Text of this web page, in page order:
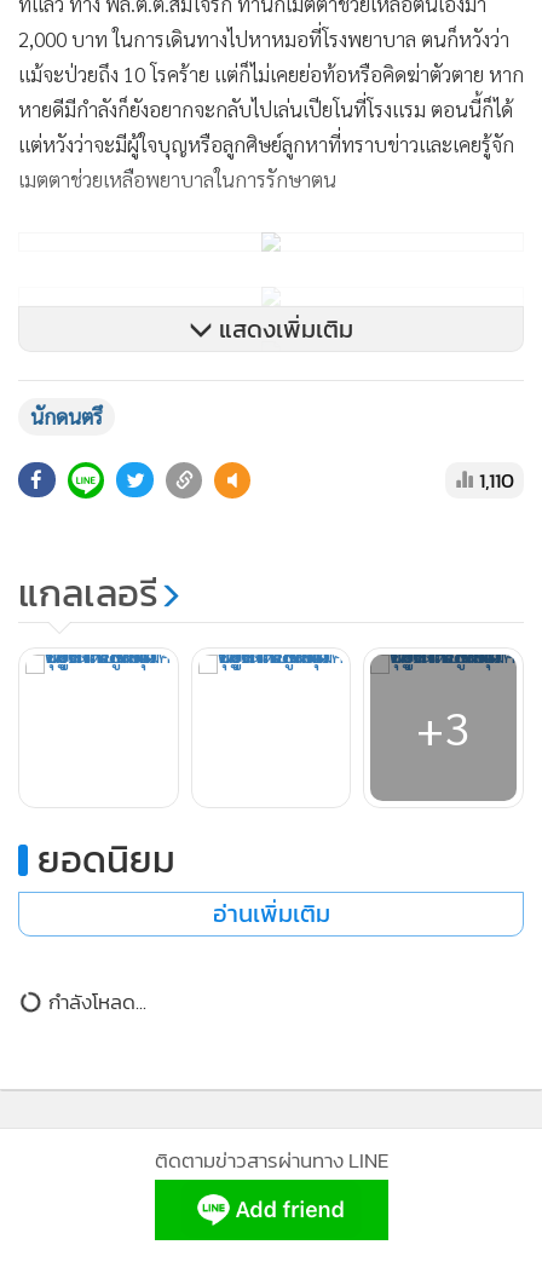
2,000 บาท ในการเดินทางไปหาหมอที่โรงพยาบาล ตนก็หวังว่า
แม้จะป่วยถึง 10 โรคร้าย แต่ก็ไม่เคยย่อท้อหรือคิดฆ่าตัวตาย หาก
หายดีมีกำลังก็ยังอยากจะกลับไปเล่นเปียโนที่โรงแรม ตอนนี้ก็ได้
แต่หวังว่าจะมีผู้ใจบุญหรือลูกศิษย์ลูกหาที่ทราบข่าวและเคยรู้จัก
เมตตาช่วยเหลือพยาบาลในการรักษาตน
แสดงเพิ่มเติม
นักดนตรึ
แกลเลอรี
+3
ยอดนิยม
อ่านเพิ่มเติม
MGR Online Application